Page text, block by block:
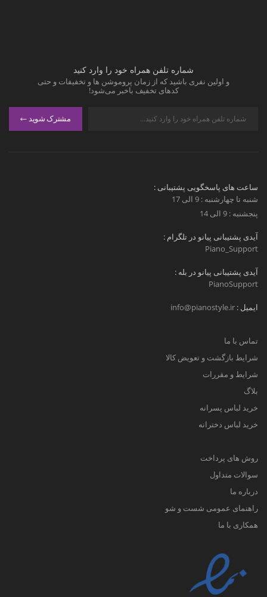
شماره تلفن همراه خود را وارد کنید
و اولین نفری باشید که از زمان پروموشن ها و تخفیفات و حتی
کدهای تخفیف باخبر می‌شود!
مشترک شوید
ساعت های پاسخگویی پشتیبانی :
شنبه تا چهارشنبه : 9 الی 17
پنجشنبه : 9 الی 14
آیدی پشتیبانی پیانو در تلگرام :
Piano_Support
آیدی پشتیبانی پیانو در بله :
PianoSupport
ایمیل : info@pianostyle.ir
تماس با ما
شرایط بازگشت و تعویض کالا
شرایط و مقررات
بلاگ
خرید لباس پسرانه
خرید لباس دخترانه
روش های پرداخت
سوالات متداول
درباره ما
راهنمای عمومی شست و شو
همکاری با ما